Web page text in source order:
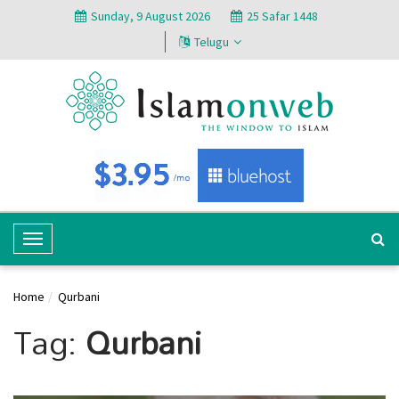
Sunday, 9 August 2026
25 Safar 1448
Telugu
T
o
g
e
a
Home Qurbani
Tag: Qurbani